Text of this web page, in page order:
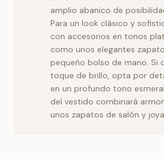
amplio abanico de
Para un look clásico y
con accesorios en tonos
como unos elegantes
pequeño bolso de mano. Si
toque de brillo, opta por
en un profundo tono
del vestido combinará
unos zapatos de salón y